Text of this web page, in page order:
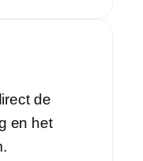
de
en het